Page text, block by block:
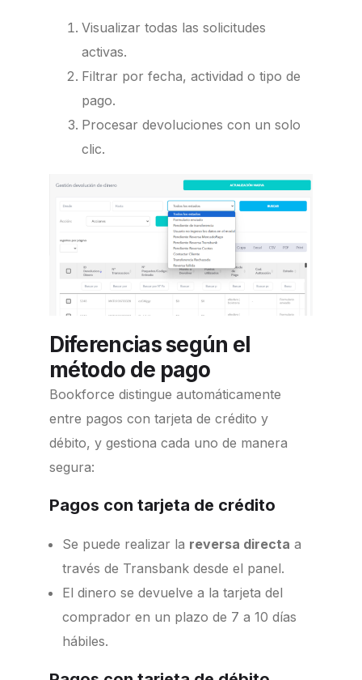
Visualizar todas las solicitudes
activas.
Filtrar por fecha, actividad o tipo de
pago.
Procesar devoluciones con un solo
clic.
Diferencias según el
método de pago
Bookforce distingue automáticamente
entre pagos con tarjeta de crédito y
débito, y gestiona cada uno de manera
segura:
Pagos con tarjeta de crédito
Se puede realizar la reversa directa a
través de Transbank desde el panel.
El dinero se devuelve a la tarjeta del
comprador en un plazo de 7 a 10 días
hábiles.